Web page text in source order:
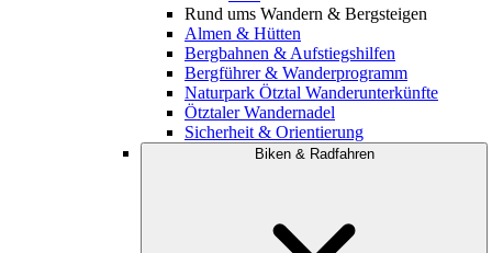
Rund ums Wandern & Bergsteigen
Almen & Hütten
Bergbahnen & Aufstiegshilfen
Bergführer & Wanderprogramm
Naturpark Ötztal Wanderunterkünfte
Ötztaler Wandernadel
Sicherheit & Orientierung
Biken & Radfahren